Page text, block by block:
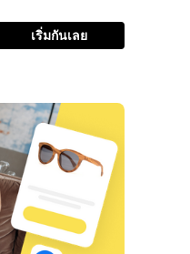
เริ่มกันเลย